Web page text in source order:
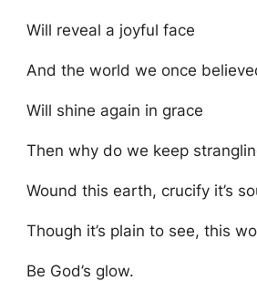
Will reveal a joyful face
And the world we once
Will shine again in grace
Then why do we keep
Wound this earth, crucify it’s
Though it’s plain to see, this
Be God’s glow.